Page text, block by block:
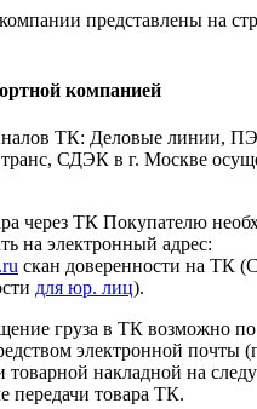
представлены на
компанией
ТК: Деловые линии,
СДЭК в г. Москве
через ТК Покупателю
на электронный адрес:
скан доверенности на ТК
для юр. лиц).
груза в ТК возможно
электронной почты
товарной накладной на
передачи товара ТК.